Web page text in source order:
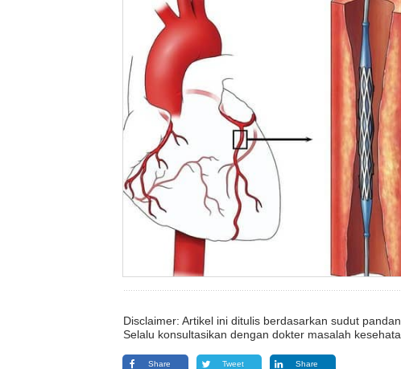
Disclaimer: Artikel ini ditulis berdasarkan sudut
Selalu konsultasikan dengan dokter masalah
Share Tweet Share